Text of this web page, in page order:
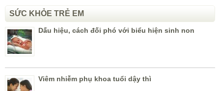
SỨC KHỎE TRẺ EM
Dấu hiệu, cách đối phó với biểu hiện sinh non
Viêm nhiễm phụ khoa tuổi dậy thì